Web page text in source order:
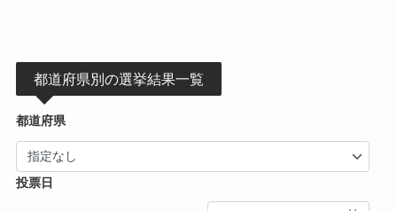
都道府県別の選挙結果一覧
都道府県
投票日